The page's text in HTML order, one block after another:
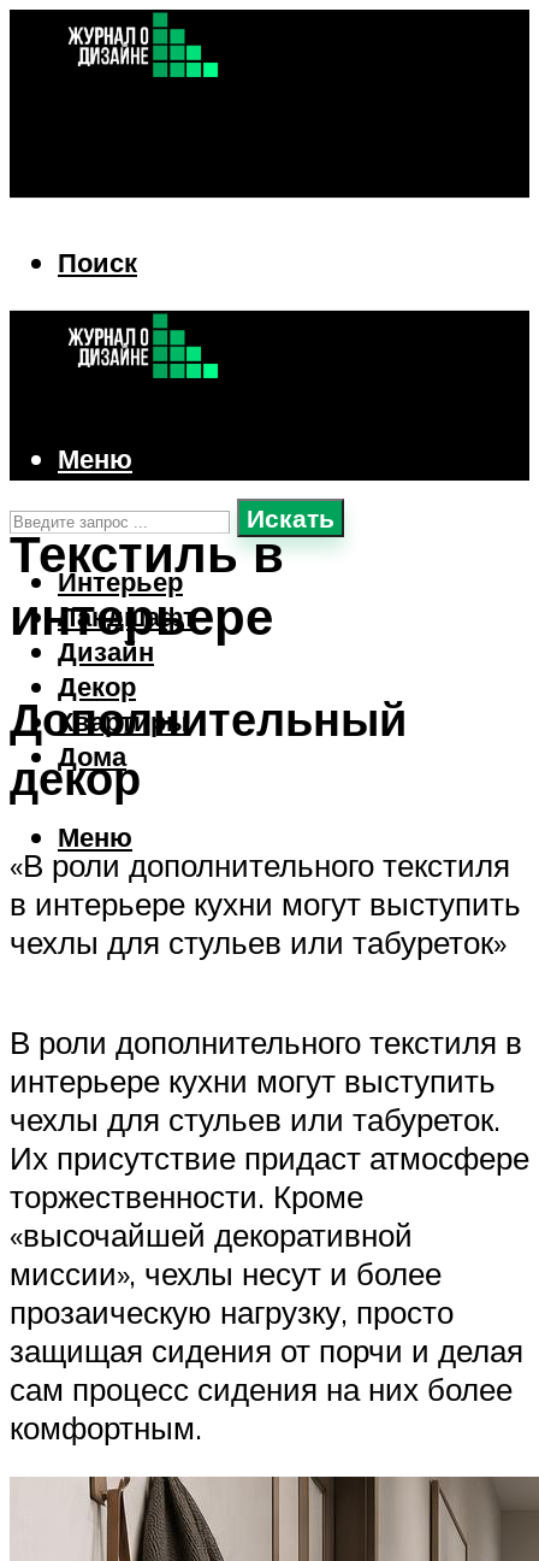
Поиск
Искать
Интерьер
Ландшафт
Дизайн
Декор
Квартиры
Дома
Меню
Меню
Текстиль в
интерьере
Дополнительный
декор
«В роли дополнительного текстиля
в интерьере кухни могут выступить
чехлы для стульев или табуреток»
В роли дополнительного текстиля в
интерьере кухни могут выступить
чехлы для стульев или табуреток.
Их присутствие придаст атмосфере
торжественности. Кроме
«высочайшей декоративной
миссии», чехлы несут и более
прозаическую нагрузку, просто
защищая сидения от порчи и делая
сам процесс сидения на них более
комфортным.